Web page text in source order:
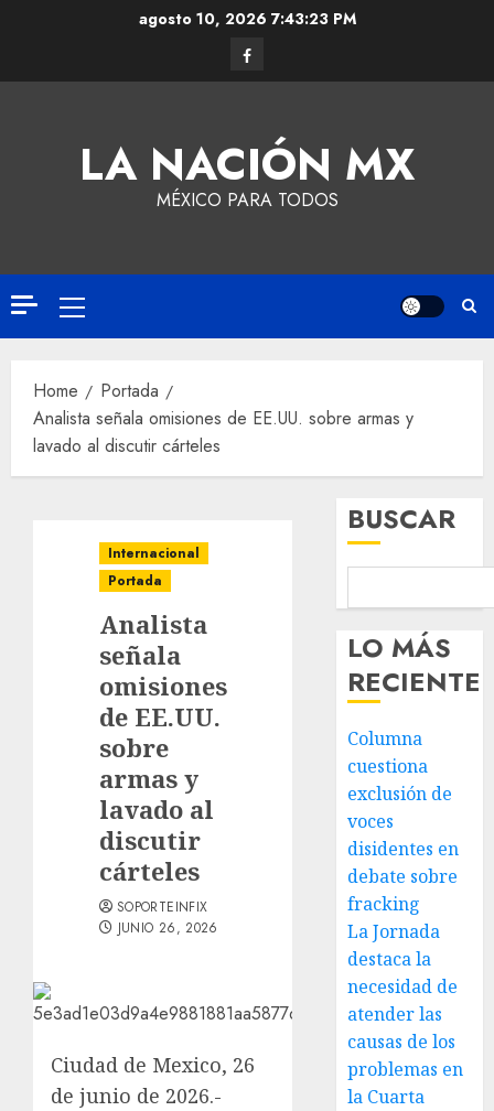
agosto 10, 2026 7:43:24 PM
LA NACIÓN MX
MÉXICO PARA TODOS
Home
Portada
Analista señala omisiones de EE.UU. sobre armas y
lavado al discutir cárteles
Internacional
Portada
Analista
señala
omisiones
de EE.UU.
sobre
armas y
lavado al
discutir
cárteles
SOPORTEINFIX
JUNIO 26, 2026
Ciudad de Mexico, 26
de junio de 2026.-
BUSCAR
LO MÁS
RECIENTE
Columna
cuestiona
exclusión de
voces
disidentes en
debate sobre
fracking
La Jornada
destaca la
necesidad de
atender las
causas de los
problemas en
la Cuarta